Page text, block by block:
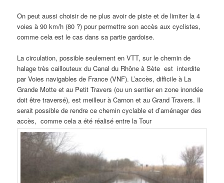
On peut aussi choisir de ne plus avoir de piste et de limiter la 4
voies à 90 km/h (80 ?) pour permettre son accès aux cyclistes,
comme cela est le cas dans sa partie gardoise.
La circulation, possible seulement en VTT, sur le chemin de
halage très caillouteux du Canal du Rhône à Sète est interdite
par Voies navigables de France (VNF). L’accès, difficile à La
Grande Motte et au Petit Travers (ou un sentier en zone inondée
doit être traversé), est meilleur à Carnon et au Grand Travers. Il
serait possible de rendre ce chemin cyclable et d’aménager des
accès, comme cela a été réalisé entre la Tour